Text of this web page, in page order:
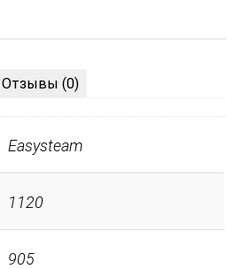
Отзывы (0)
Easysteam
1120
905